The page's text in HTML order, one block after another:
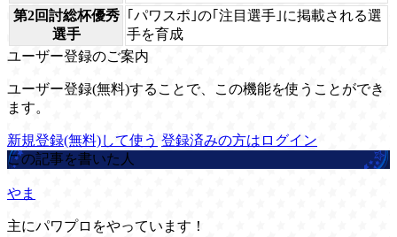
第2回討総杯優秀
選手
｢パワスポ｣の｢注目選手｣に掲載される選
手を育成
ユーザー登録のご案内
ユーザー登録(無料)することで、この機能を使うことができ
ます。
新規登録(無料)して使う 登録済みの方はログイン
この記事を書いた人
やま
主にパワプロをやっています！